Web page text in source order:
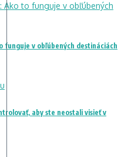
funguje v obľúbených destináciách
aby ste neostali visieť v